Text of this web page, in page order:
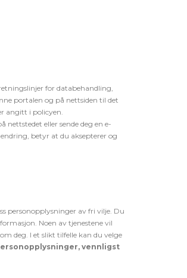
for databehandling,
portalen og på nettsiden til det
angitt i policyen.
nettstedet eller sende deg en e-
betyr at du aksepterer og
personopplysninger av fri vilje. Du
Noen av tjenestene vil
deg. I et slikt tilfelle kan du velge
vennligst